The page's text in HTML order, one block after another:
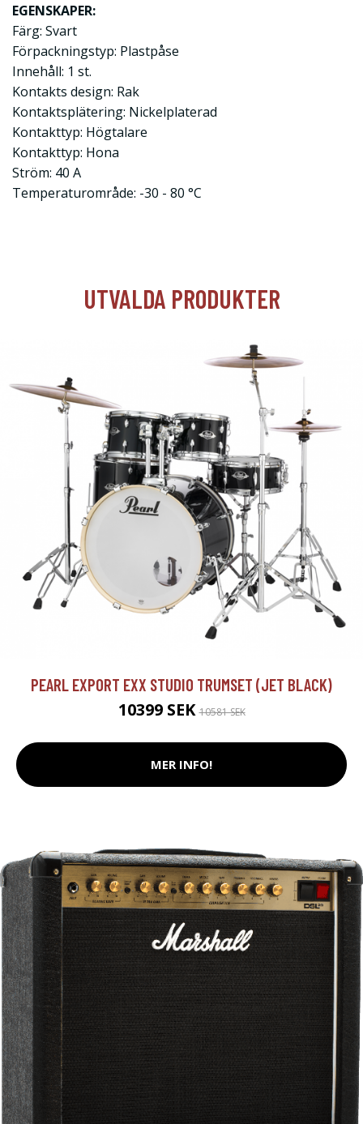
EGENSKAPER:
Färg: Svart
Förpackningstyp: Plastpåse
Innehåll: 1 st.
Kontakts design: Rak
Kontaktsplätering: Nickelplaterad
Kontakttyp: Högtalare
Kontakttyp: Hona
Ström: 40 A
Temperaturområde: -30 - 80 °C
UTVALDA PRODUKTER
PEARL EXPORT EXX STUDIO TRUMSET (JET BLACK)
10399 SEK10581 SEK
MER INFO!